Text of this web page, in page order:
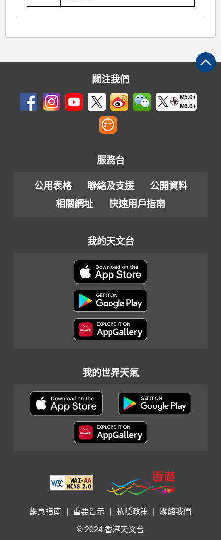
關注我們
M5.0+
M6.0+
服務台
公用表格 聯絡及支援
公開資料
相關網址
快速用戶指南
我的天文台
我的世界天氣
網頁指南 重要告示 私隱政策 聯絡我們
© 2024 香港天文台